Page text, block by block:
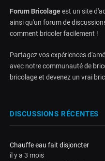
Forum Bricolageest un site
ainsi qu'un forum de
comment bricoler facilement !
Partagez vos expériences
avec notre communauté de
bricolage et devenez un vrai
DISCUSSIONS RÉCENTES
Chauffe eau fait disjoncter
il y a 3 mois